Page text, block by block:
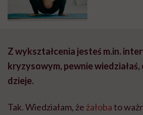
Z wykształcenia jesteś m.in.
kryzysowym, pewnie wiedziałaś,
dzieje.
Tak. Wiedziałam, że żałobato